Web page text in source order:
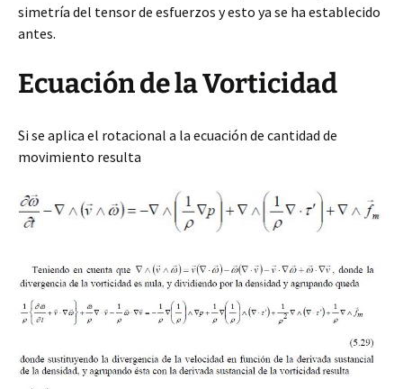
simetría del tensor de esfuerzos y esto ya se ha establecido
antes.
Ecuación de la Vorticidad
Si se aplica el rotacional a la ecuación de cantidad de
movimiento resulta